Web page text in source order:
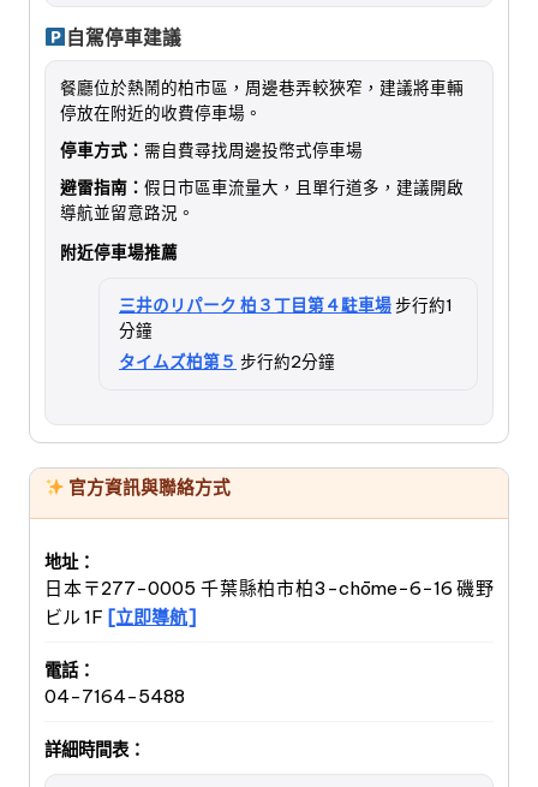
自駕停車建議
餐廳位於熱鬧的柏市區，周邊巷弄較狹窄，建議將車輛
停放在附近的收費停車場。
停車方式： 需自費尋找周邊投幣式停車場
避雷指南： 假日市區車流量大，且單行道多，建議開啟
導航並留意路況。
附近停車場推薦
三井のリパーク 柏３丁目第４駐車場步行約1
分鐘
タイムズ柏第５ 步行約2分鐘
官方資訊與聯絡方式
地址：
日本〒277-0005 千葉縣柏市柏3-chōme−6−16 磯野
ビル 1F [立即導航]
電話：
04-7164-5488
詳細時間表：